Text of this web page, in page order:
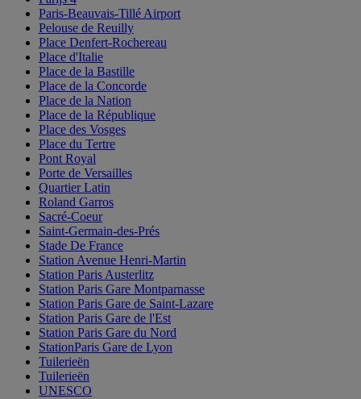
Paris-Beauvais-Tillé Airport
Pelouse de Reuilly
Place Denfert-Rochereau
Place d'Italie
Place de la Bastille
Place de la Concorde
Place de la Nation
Place de la République
Place des Vosges
Place du Tertre
Pont Royal
Porte de Versailles
Quartier Latin
Roland Garros
Sacré-Coeur
Saint-Germain-des-Prés
Stade De France
Station Avenue Henri-Martin
Station Paris Austerlitz
Station Paris Gare Montparnasse
Station Paris Gare de Saint-Lazare
Station Paris Gare de l'Est
Station Paris Gare du Nord
StationParis Gare de Lyon
Tuilerieën
Tuilerieën
UNESCO